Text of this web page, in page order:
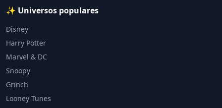
✨ Universos populares
Disney
Harry Potter
Marvel & DC
Snoopy
Grinch
Looney Tunes